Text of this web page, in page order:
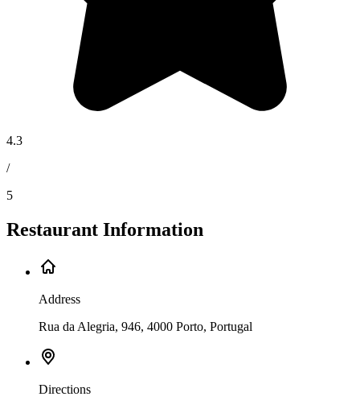
4.3
/
5
Restaurant Information
Address
Rua da Alegria, 946, 4000 Porto, Portugal
Directions